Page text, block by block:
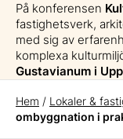
På konferensen
fastighetsverk,
med sig av
komplexa
Gustavianum i
Hem / Lokaler &
ombyggnation i